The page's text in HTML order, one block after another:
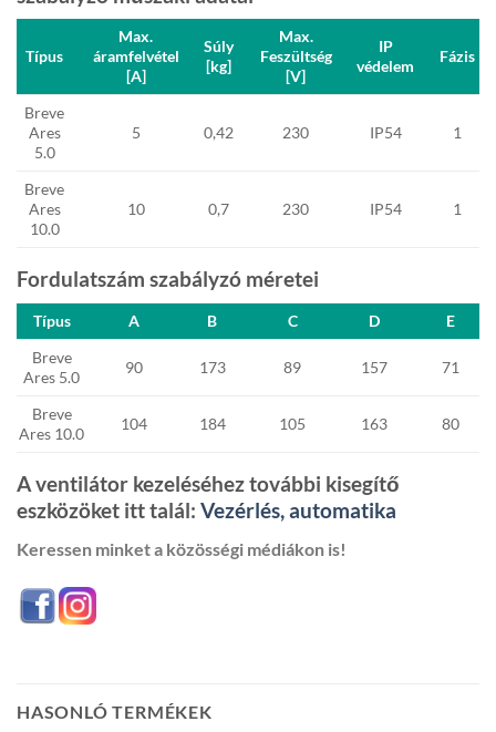
Breve
Ares
5.0
5 0,42 230 IP54 1
Breve
Ares
10.0
10 0,7 230 IP54 1
Típus
Max.
áramfelvétel
[A]
Súly
[kg]
Max.
Feszültség
[V]
IP
védelem
Fázis
Fordulatszám szabályzó méretei
Breve
Ares 5.0
90 173 89 157 71
Breve
Ares 10.0
104 184 105 163 80
Típus A B C D E
A ventilátor kezeléséhez további kisegítő
eszközöket itt talál: Vezérlés, automatika
Keressen minket a közösségi médiákon is!
HASONLÓ TERMÉKEK